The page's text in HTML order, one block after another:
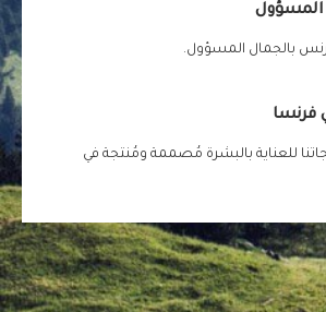
المسؤول
بالجمال المسؤول.
فرنسا
للعناية بالبشرة مُصممة ومُنتجة في